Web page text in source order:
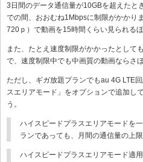
3日間のデータ通信量が10GBを超えたと
での間、おおむね1Mbpsに制限がかかり
720ｐ）で動画を15時間くらい見られるほ
また、たとえ速度制限がかかったとして
で、速度制限中でも中画質の動画ならさ
ただし、ギガ放題プランでもau 4G LTE
スエリアモード」をオプションで追加し
う。
ハイスピードプラスエリアモードを
ランであっても、月間の通信量の上
ハイスピードプラスエリアモード適